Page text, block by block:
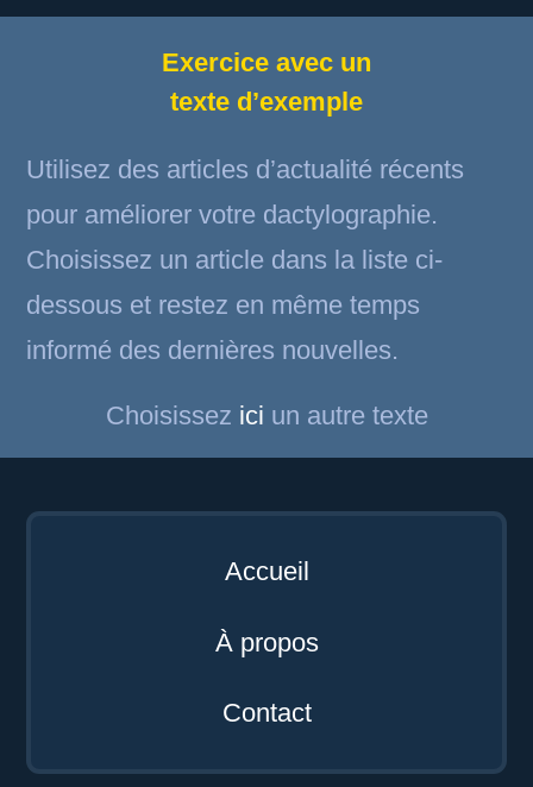
Exercice avec un
texte d’exemple
Utilisez des articles d’actualité récents
pour améliorer votre dactylographie.
Choisissez un article dans la liste ci-
dessous et restez en même temps
informé des dernières nouvelles.
Choisissez ici un autre texte
Accueil
À propos
Contact